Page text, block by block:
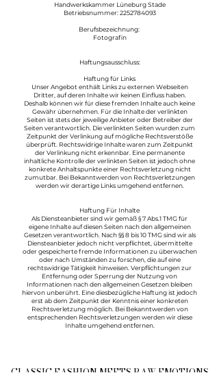
Handwerkskammer Lüneburg Stade
Betriebsnummer:2252784093
Berufsbezeichnung:
Fotografin
Haftungsausschluss:
Haftung für Links
Unser Angebot enthält Links zu externen Webseiten
Dritter, auf deren Inhalte wir keinen Einfluss haben.
Deshalb können wir für diese fremden Inhalte auch keine
Gewähr übernehmen. Für die Inhalte der verlinkten
Seiten ist stets der jeweilige Anbieter oder Betreiber der
Seiten verantwortlich. Die verlinkten Seiten wurden zum
Zeitpunkt der Verlinkung auf mögliche Rechtsverstöße
überprüft. Rechtswidrige Inhalte waren zum Zeitpunkt
der Verlinkung nicht erkennbar. Eine permanente
inhaltliche Kontrolle der verlinkten Seiten ist jedoch ohne
konkrete Anhaltspunkte einer Rechtsverletzung nicht
zumutbar. Bei Bekanntwerden von Rechtsverletzungen
werden wir derartige Links umgehend entfernen.
Haftung Für Inhalte
Als Diensteanbieter sind wir gemäß § 7 Abs.1 TMG für
eigene Inhalte auf diesen Seiten nach den allgemeinen
Gesetzen verantwortlich. Nach §§ 8 bis 10 TMG sind wir als
Diensteanbieter jedoch nicht verpflichtet, übermittelte
oder gespeicherte fremde Informationen zu überwachen
oder nach Umständen zu forschen, die auf eine
rechtswidrige Tätigkeit hinweisen. Verpflichtungen zur
Entfernung oder Sperrung der Nutzung von
Informationen nach den allgemeinen Gesetzen bleiben
hiervon unberührt. Eine diesbezügliche Haftung ist jedoch
erst ab dem Zeitpunkt der Kenntnis einer konkreten
Rechtsverletzung möglich. Bei Bekanntwerden von
entsprechenden Rechtsverletzungen werden wir diese
Inhalte umgehend entfernen.